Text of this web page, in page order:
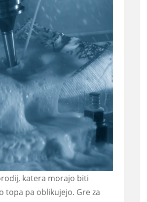
katera morajo biti
topa pa oblikujejo. Gre za